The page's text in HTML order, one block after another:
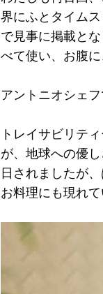
界にふとタイム
で見事に掲載と
べて使い、お腹
アントニオシェフ
トレイサビリテ
が、地球への優
日されましたが
お料理にも現れ